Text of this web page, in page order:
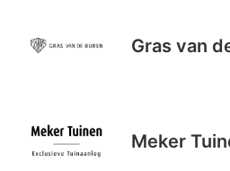
Gras van
Meker